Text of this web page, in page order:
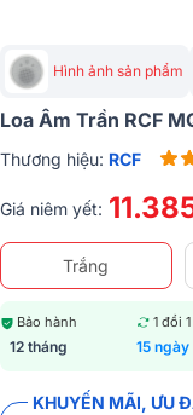
Hình ảnh sản phẩm
Loa Âm Trần RCF
Thương hiệu: RCF
Giá niêm yết:
Trắng
Bảo hành
12 tháng
1 đổi 1
15 ngày
KHUYẾN MÃI, ƯU